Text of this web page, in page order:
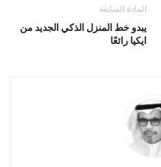
المادة السابقة
يبدو خط المنزل الذكي الجديد من
ايكيا رائعًا